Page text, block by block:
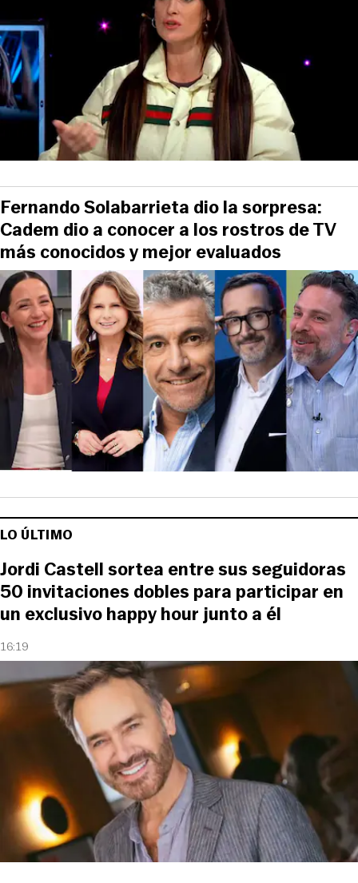
Fernando Solabarrieta dio la sorpresa:
Cadem dio a conocer a los rostros de TV
más conocidos y mejor evaluados
LO ÚLTIMO
16:19
Jordi Castell sortea entre sus seguidoras
50 invitaciones dobles para participar en
un exclusivo happy hour junto a él